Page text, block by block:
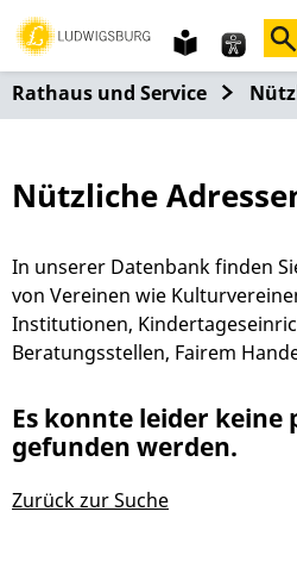
leichte
Rathaus und Service
Nützliche
In unserer Datenbank finden
von Vereinen wie
Institutionen,
Beratungsstellen, Fairem
Es konnte leider keine
gefunden werden.
Zurück zur Suche